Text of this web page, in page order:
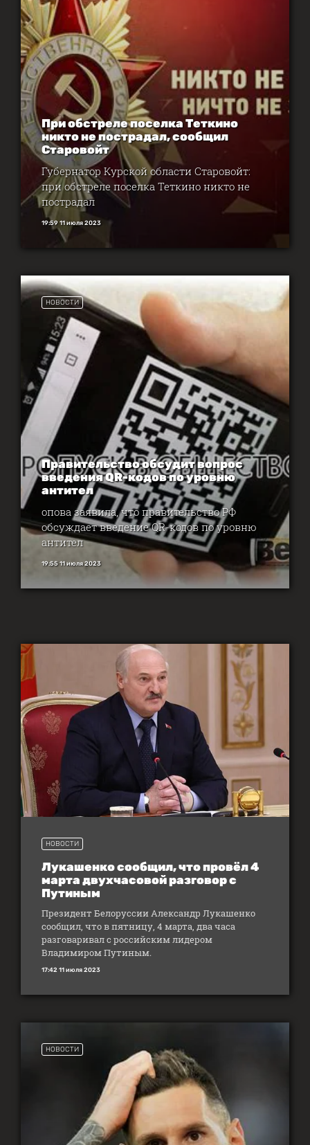
При обстреле поселка Теткино
никто не пострадал, сообщил
Старовойт
Губернатор Курской области Старовойт:
при обстреле поселка Теткино никто не
пострадал
19:59 11 июля 2023
НОВОСТИ
Правительство обсудит вопрос
введения QR-кодов по уровню
антител
опова заявила, что правительство РФ
обсуждает введение QR-кодов по уровню
антител
19:55 11 июля 2023
НОВОСТИ
Лукашенко сообщил, что провёл 4
марта двухчасовой разговор с
Путиным
Президент Белоруссии Александр Лукашенко
сообщил, что в пятницу, 4 марта, два часа
разговаривал с российским лидером
Владимиром Путиным.
17:42 11 июля 2023
НОВОСТИ